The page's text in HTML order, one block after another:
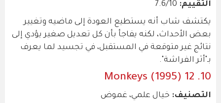
التقييم:
يكتشف شاب أنه يستطيع العودة إلى ماضيه وتغيير
بعض الأحداث، لكنه يفاجأ بأن كل تعديل صغير يؤدي إلى
نتائج غير متوقعة في المستقبل، في تجسيد لما يعرف
بـ"أثر الفراشة".
10. 12 Monkeys (1995)
التصنيف: خيال علمي، غموض